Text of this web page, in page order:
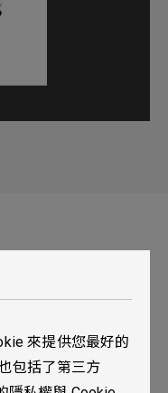
來提供您最好的
包括了第三方